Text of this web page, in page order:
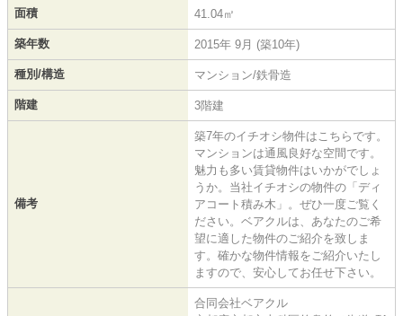
面積 41.04㎡
築年数 2015年 9月 (築10年)
種別/構造 マンション/鉄骨造
階建 3階建
備考
築7年のイチオシ物件はこちらです。
マンションは通風良好な空間です。
魅力も多い賃貸物件はいかがでしょ
うか。当社イチオシの物件の「ディ
アコート積み木」。ぜひ一度ご覧く
ださい。ベアクルは、あなたのご希
望に適した物件のご紹介を致しま
す。確かな物件情報をご紹介いたし
ますので、安心してお任せ下さい。
合同会社ベアクル